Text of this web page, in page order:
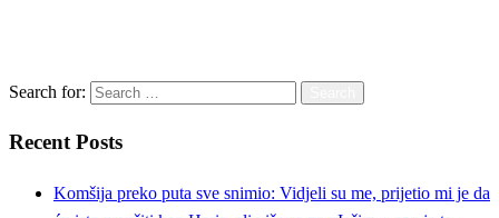
Search for:
Recent Posts
Komšija preko puta sve snimio: Vidjeli su me, prijetio mi je da